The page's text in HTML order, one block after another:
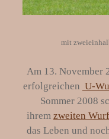
mit
Am 13. November
erfolgreichen U-
Sommer 2008
ihrem zweiten Wurf
das Leben und